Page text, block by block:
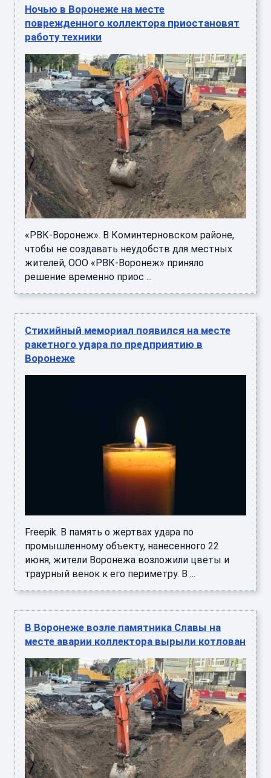
Ночью в Воронеже на месте
поврежденного коллектора приостановят
работу техники
«РВК-Воронеж». В Коминтерновском районе,
чтобы не создавать неудобств для местных
жителей, ООО «РВК-Воронеж» приняло
решение временно приос ...
Стихийный мемориал появился на месте
ракетного удара по предприятию в
Воронеже
Freepik. В память о жертвах удара по
промышленному объекту, нанесенного 22
июня, жители Воронежа возложили цветы и
траурный венок к его периметру. В ...
В Воронеже возле памятника Славы на
месте аварии коллектора вырыли котлован